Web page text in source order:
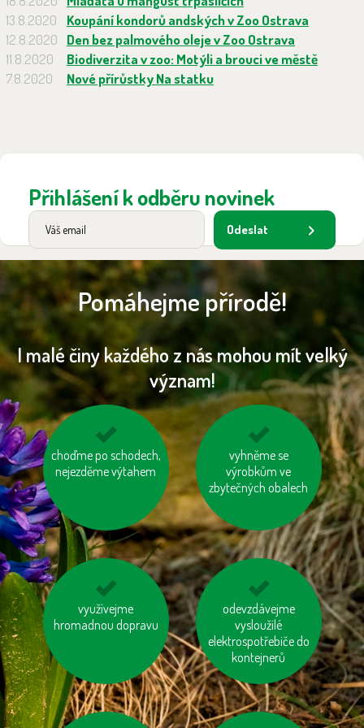
13.8.2020
Koupání kondorů andských v Zoo Ostrava
12.8.2020
Den bez palmového oleje v Zoo Ostrava
11.8.2020
Biodiverzita v zoo: Motýli a brouci ve městě
7.8.2020
Nové přírůstky Na statku
Přihlášení k odběru novinek
Odeslat
Pomáhejme přírodě!
I malé činy každého z nás mohou mít velký
význam!
choďme po schodech,
nejezděme výtahem
šetřeme energií
vyhněme se
výrobkům ve
zbytečných obalech
jezme naše ryby
využívejme
hromadnou dopravu
kupujme výrobky
neobsahující palmový
odevzdávejme
vysloužilé
elektrospotřebiče do
kontejnerů
jezme sezónní
zeleninu a ovoce
vypěstované v našem
kraji